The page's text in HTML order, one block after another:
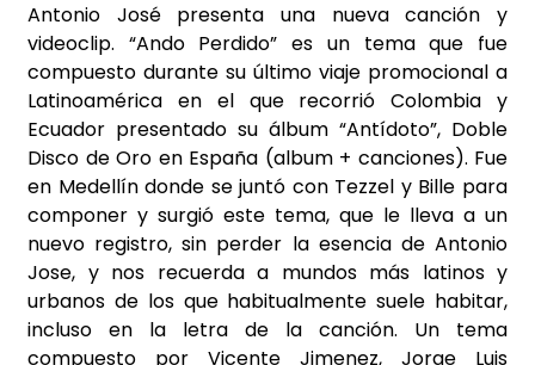
Antonio José presenta una nueva canción y
videoclip. “Ando Perdido” es un tema que fue
compuesto durante su último viaje promocional a
Latinoamérica en el que recorrió Colombia y
Ecuador presentado su álbum “Antídoto”, Doble
Disco de Oro en España (album + canciones). Fue
en Medellín donde se juntó con Tezzel y Bille para
componer y surgió este tema, que le lleva a un
nuevo registro, sin perder la esencia de Antonio
Jose, y nos recuerda a mundos más latinos y
urbanos de los que habitualmente suele habitar,
incluso en la letra de la canción. Un tema
compuesto por Vicente Jimenez, Jorge Luis